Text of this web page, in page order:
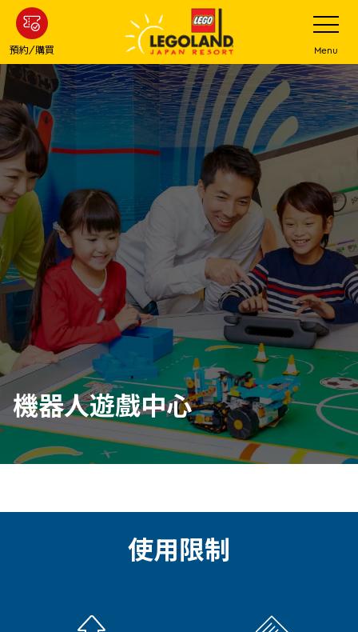
步
主
要
內
容
預約/購買
打
開
網
站
菜
單
Menu
機器人遊戲中心
使用限制